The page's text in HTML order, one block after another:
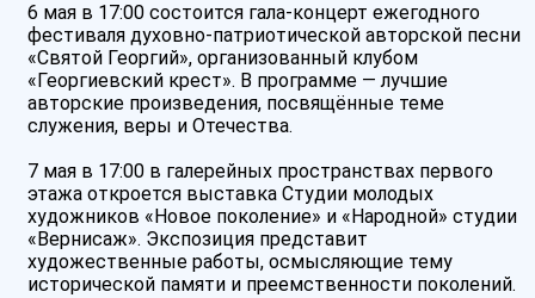
6 мая в 17:00 состоится гала-концерт ежегодного
фестиваля духовно-патриотической авторской песни
«Святой Георгий», организованный клубом
«Георгиевский крест». В программе — лучшие
авторские произведения, посвящённые теме
служения, веры и Отечества.
7 мая в 17:00 в галерейных пространствах первого
этажа откроется выставка Студии молодых
художников «Новое поколение» и «Народной» студии
«Вернисаж». Экспозиция представит
художественные работы, осмысляющие тему
исторической памяти и преемственности поколений.